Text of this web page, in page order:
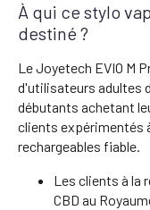
À qui ce stylo
destiné ?
Le Joyetech EVIO M
d'utilisateurs adultes
débutants achetant
clients expérimentés
rechargeables fiable.
Les clients à la
CBD au